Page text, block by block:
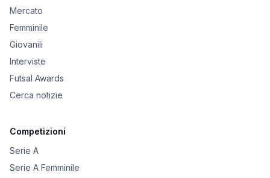
Mercato
Femminile
Giovanili
Interviste
Futsal Awards
Cerca notizie
Competizioni
Serie A
Serie A Femminile